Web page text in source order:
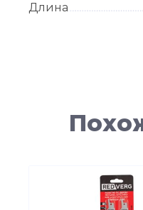
Длина